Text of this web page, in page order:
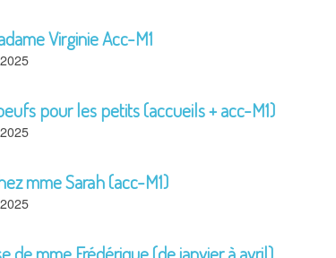
Virginie Acc-M1
pour les petits (accueils + acc-M1)
mme Sarah (acc-M1)
de mme Frédérique (de janvier à avril)